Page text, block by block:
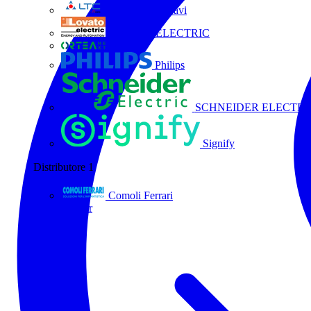
La Triveneta Cavi
LOVATO ELECTRIC
Philips
SCHNEIDER
Signify
Distributore 1
Comoli Ferrari
Tutti i partner